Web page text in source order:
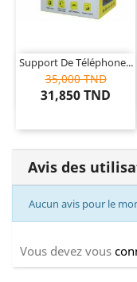
Support De Téléphone...
35,000 TND
31,850 TND
Avis des
Aucun avis pour le
Vous devez vous